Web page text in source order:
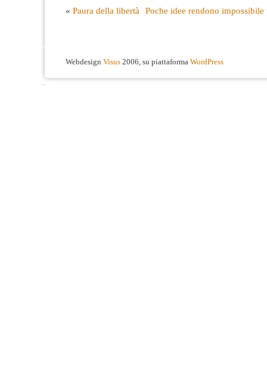
« Paura della libertà Poche idee rendono
Webdesign Visus 2006, su piattaforma WordPress